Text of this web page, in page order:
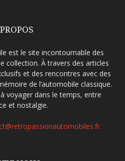
est le site incontournable des
collection. À travers des articles
et des rencontres avec des
de l’automobile classique.
voyager dans le temps, entre
et nostalgie.